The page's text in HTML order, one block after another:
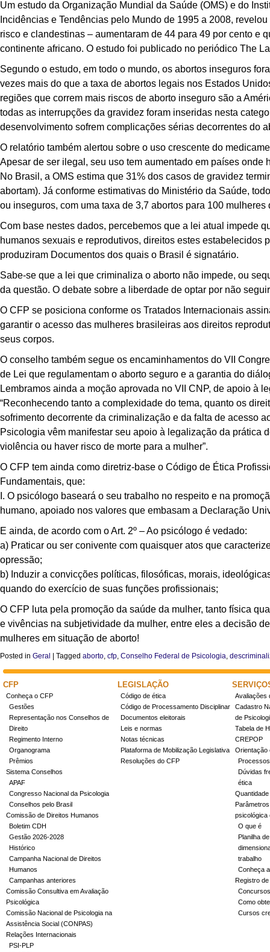
Um estudo da Organização Mundial da Saúde (OMS) e do
Incidências e Tendências pelo Mundo de 1995 a 2008,
risco e clandestinas – aumentaram de 44 para 49 por cento e
continente africano. O estudo foi publicado no periódico The
Segundo o estudo, em todo o mundo, os abortos inseguros
vezes mais do que a taxa de abortos legais nos Estados
regiões que correm mais riscos de aborto inseguro são a
todas as interrupções da gravidez foram inseridas nesta
desenvolvimento sofrem complicações sérias decorrentes do
O relatório também alertou sobre o uso crescente do
Apesar de ser ilegal, seu uso tem aumentado em países onde
No Brasil, a OMS estima que 31% dos casos de gravidez
abortam). Já conforme estimativas do Ministério da Saúde,
ou inseguros, com uma taxa de 3,7 abortos para 100 mulheres
Com base nestes dados, percebemos que a lei atual impede
humanos sexuais e reprodutivos, direitos estes
produziram Documentos dos quais o Brasil é signatário.
Sabe-se que a lei que criminaliza o aborto não impede, ou
da questão. O debate sobre a liberdade de optar por não
O CFP se posiciona conforme os Tratados Internacionais
garantir o acesso das mulheres brasileiras aos direitos
seus corpos.
O conselho também segue os encaminhamentos do VII
de Lei que regulamentam o aborto seguro e a garantia do
Lembramos ainda a moção aprovada no VII CNP, de apoio à
“Reconhecendo tanto a complexidade do tema, quanto os
sofrimento decorrente da criminalização e da falta de acesso
Psicologia vêm manifestar seu apoio à legalização da prática
violência ou haver risco de morte para a mulher”.
O CFP tem ainda como diretriz-base o Código de Ética
Fundamentais, que:
I. O psicólogo baseará o seu trabalho no respeito e na
humano, apoiado nos valores que embasam a Declaração
E ainda, de acordo com o Art. 2º – Ao psicólogo é vedado:
a) Praticar ou ser conivente com quaisquer atos que
opressão;
b) Induzir a convicções políticas, filosóficas, morais,
quando do exercício de suas funções profissionais;
O CFP luta pela promoção da saúde da mulher, tanto física
e vivências na subjetividade da mulher, entre eles a decisão
mulheres em situação de aborto!
Posted in Geral Tagged aborto, cfp, Conselho Federal de Psicologia,
CFP
Conheça o CFP
Gestões
Representação nos Conselhos de
Direito
Regimento Interno
Organograma
Prêmios
Sistema Conselhos
APAF
Congresso Nacional da Psicologia
Conselhos pelo Brasil
Comissão de Direitos Humanos
Boletim CDH
Gestão 2026-2028
Histórico
Campanha Nacional de Direitos
Humanos
Campanhas anteriores
Comissão Consultiva em Avaliação
Psicológica
Comissão Nacional de Psicologia na
Assistência Social (CONPAS)
Relações Internacionais
PSI-PLP
LEGISLAÇÃO
Código de ética
Código de Processamento Disciplinar
Documentos eleitorais
Leis e normas
Notas técnicas
Plataforma de Mobilização Legislativa
Resoluções do CFP
Avaliações
Cadastro
de
Tabela de
CREPOP
Orientação
Dúvidas
ética
psicológica
O que é
Planilha
trabalho
Conheça
Registro
Concursos
Como
Cursos